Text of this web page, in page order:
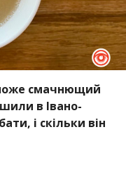
смачнющий
в Івано-
і скільки він